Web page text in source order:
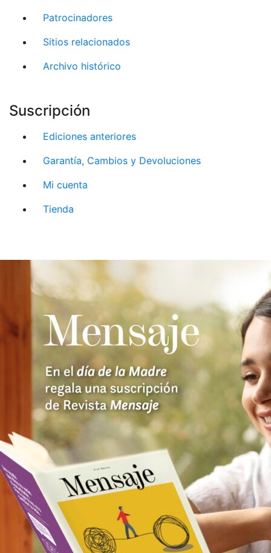
Patrocinadores
Sitios relacionados
Archivo histórico
Suscripción
Ediciones anteriores
Garantía, Cambios y Devoluciones
Mi cuenta
Tienda